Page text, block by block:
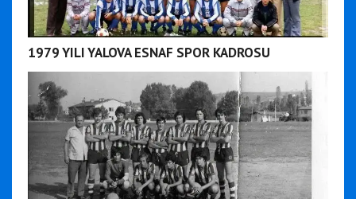
1979 YILI YALOVA ESNAF SPOR KADROSU